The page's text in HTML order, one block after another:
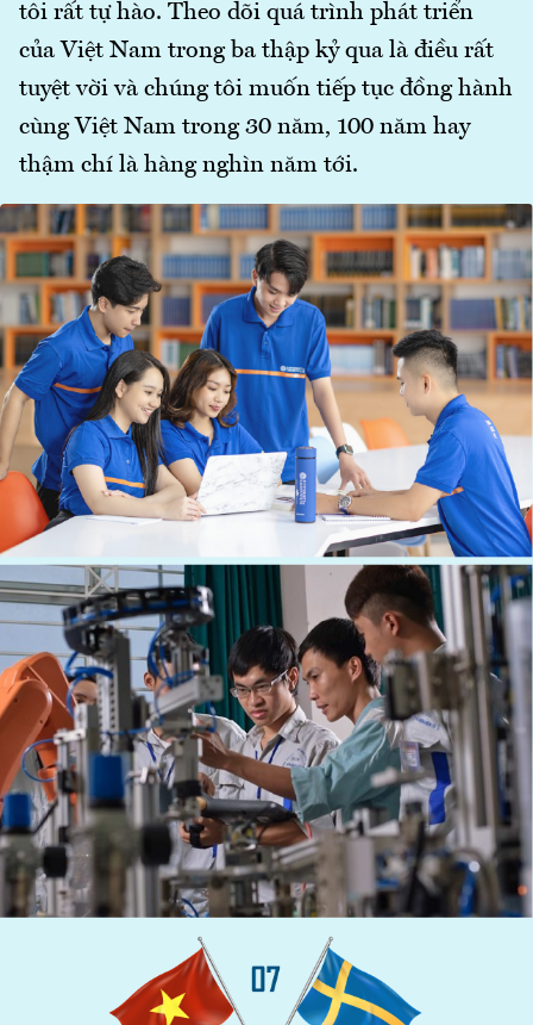
tôi rất tự hào. Theo dõi quá trình phát triển
của Việt Nam trong ba thập kỷ qua là điều rất
tuyệt vời và chúng tôi muốn tiếp tục đồng hành
cùng Việt Nam trong 30 năm, 100 năm hay
thậm chí là hàng nghìn năm tới.